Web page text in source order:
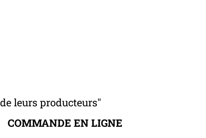
leurs producteurs"
COMMANDE EN LIGNE